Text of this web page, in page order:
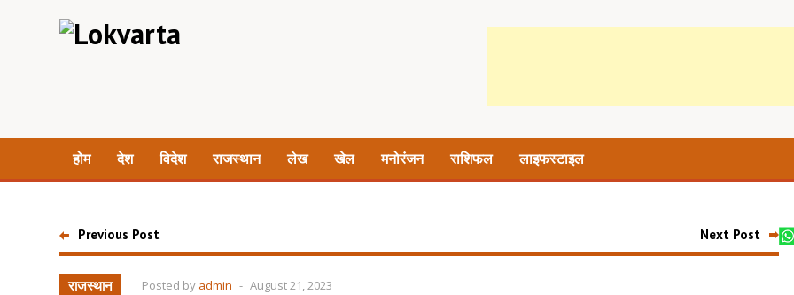
होम देश विदेश राजस्थान लेख खेल मनोरंजन राशिफल लाइफस्टाइल
Previous Post Next Post
राजस्थान Posted by admin - August 21, 2023